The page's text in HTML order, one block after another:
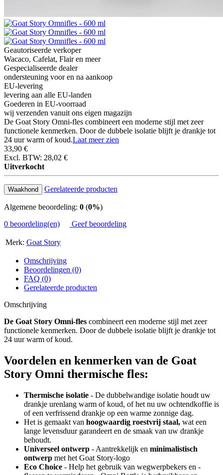
Geautoriseerde verkoper
Wacaco, Cafelat, Flair en meer
Gespecialiseerde dealer
ondersteuning voor en na aankoop
EU-levering
levering aan alle EU-landen
Goederen in EU-voorraad
wij verzenden vanuit ons eigen magazijn
De Goat Story Omni-fles combineert een moderne stijl met zeer
functionele kenmerken. Door de dubbele isolatie blijft je drankje tot
24 uur warm of koud.Laat meer zien
33,90 €
Excl. BTW: 28,02 €
Uitverkocht
Waakhond Gerelateerde producten
Algemene beoordeling: 0 (0%)
0 beoordeling(en)
Geef beoordeling
Merk: Goat Story
Omschrijving
Beoordelingen (0)
FAQ (0)
Gerelateerde producten
Omschrijving
De Goat Story Omni-fles combineert een moderne stijl met zeer
functionele kenmerken. Door de dubbele isolatie blijft je drankje tot
24 uur warm of koud.
Voordelen en kenmerken van de Goat
Story Omni thermische fles:
Thermische isolatie - De dubbelwandige isolatie houdt uw
drankje urenlang warm of koud, of het nu uw ochtendkoffie is
of een verfrissend drankje op een warme zonnige dag.
Het is gemaakt van hoogwaardig roestvrij staal, wat een
lange levensduur garandeert en de smaak van uw drankje
behoudt.
Universeel ontwerp - Aantrekkelijk en minimalistisch
ontwerp met het Goat Story-logo
Eco Choice - Help het gebruik van wegwerpbekers en -